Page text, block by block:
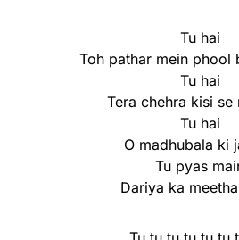
Tu hai
Toh pathar mein phool
Tu hai
Tera chehra kisi se
Tu hai
O madhubala ki
Tu pyas
Dariya ka